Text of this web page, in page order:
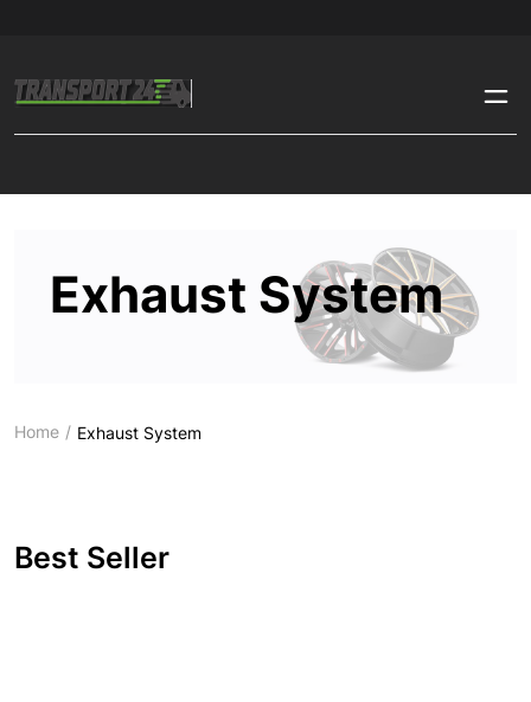
Exhaust System
Home Exhaust System
Best Seller